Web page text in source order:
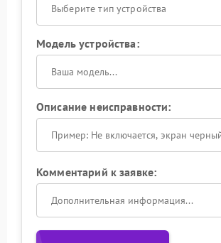
Выберите тип устройства
Модель устройства:
Описание неисправности:
Комментарий к заявке: